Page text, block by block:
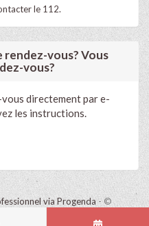
le 112.
vous? Vous
vous?
directement par e-
les instructions.
via Progenda - ©